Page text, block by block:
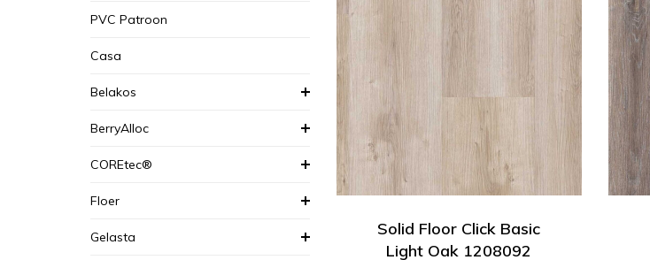
PVC Patroon
Casa
Belakos
BerryAlloc
COREtec®
Floer
Gelasta
Solid Floor Click Basic
Light Oak 1208092